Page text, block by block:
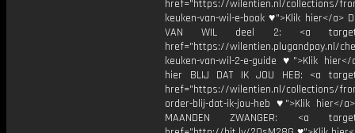
href="https://wilentien.nl/collections/
keuken-van-wil-e-book ♥">Klik hier</a>
VAN WIL deel 2: <a
href="https://wilentien.plugandpay.nl/
keuken-van-wil-2-e-guide ♥">Klik
hier BLIJ DAT IK JOU HEB: <a
href="https://wilentien.nl/collections/
order-blij-dat-ik-jou-heb ♥">Klik hier</
MAANDEN ZWANGER: <a